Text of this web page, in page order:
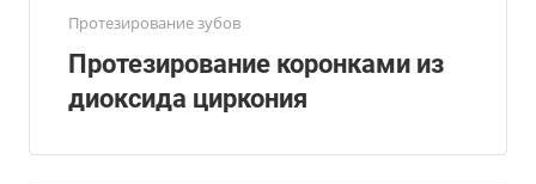
Протезирование зубов
Протезирование коронками из
диоксида циркония